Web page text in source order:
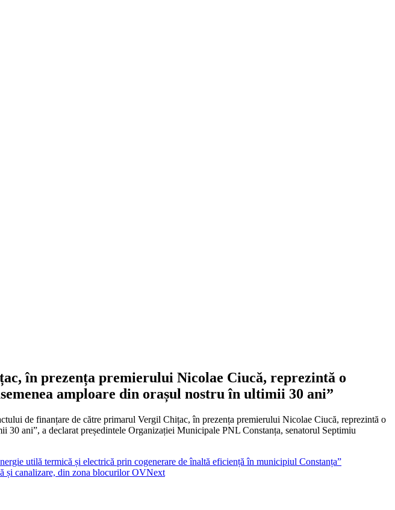
în prezența premierului Nicolae Ciucă, reprezintă o
amploare din orașul nostru în ultimii 30 ani”
de finanțare de către primarul Vergil Chițac, în prezența premierului Nicolae Ciucă, reprezintă o
30 ani”, a declarat președintele Organizației Municipale PNL Constanța, senatorul Septimiu
utilă termică și electrică prin cogenerare de înaltă eficiență în municipiul Constanța”
și canalizare, din zona blocurilor OVNext